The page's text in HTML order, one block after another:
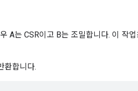
A는 CSR이고 B는 조밀합니다. 이 작
환합니다.